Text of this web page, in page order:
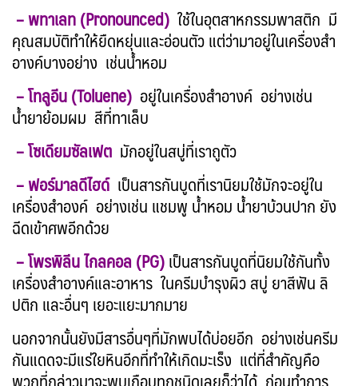
– พทาเลท (Pronounced) ใช้ในอุตสาหกรรมพาสติก มี
คุณสมบัติทำให้ยืดหยุ่นและอ่อนตัว แต่ว่ามาอยู่ในเครื่องสำ
อางค์บางอย่าง เช่นน้ำหอม
– โทลูอีน (Toluene) อยู่ในเครื่องสำอางค์ อย่างเช่น
น้ำยาย้อมผม สีที่ทาเล็บ
– โซเดียมซัลเฟต มักอยู่ในสบู่ที่เราถูตัว
– ฟอร์มาลดีไฮด์เป็นสารกันบูดที่เรานิยมใช้มักจะอยู่ใน
เครื่องสำองค์ อย่างเช่น แชมพู น้ำหอม น้ำยาบ้วนปาก ยัง
ฉีดเข้าศพอีกด้วย
– โพรพิลีน ไกลคอล (PG)เป็นสารกันบูดที่นิยมใช้กันทั้ง
เครื่องสำอางค์และอาหาร ในครีมบำรุงผิว สบู่ ยาสีฟัน ลิ
ปติก และอื่นๆ เยอะแยะมากมาย
นอกจากนั้นยังมีสารอื่นๆที่มักพบได้บ่อยอีก อย่างเช่นครีม
กันแดดจะมีแร่ใยหินอีกที่ทำให้เกิดมะเร็ง แต่ที่สำคัญคือ
พวกที่กล่าวมาจะพบเกือบทุกชนิดเลยก็ว่าได้ ก่อนทำการ